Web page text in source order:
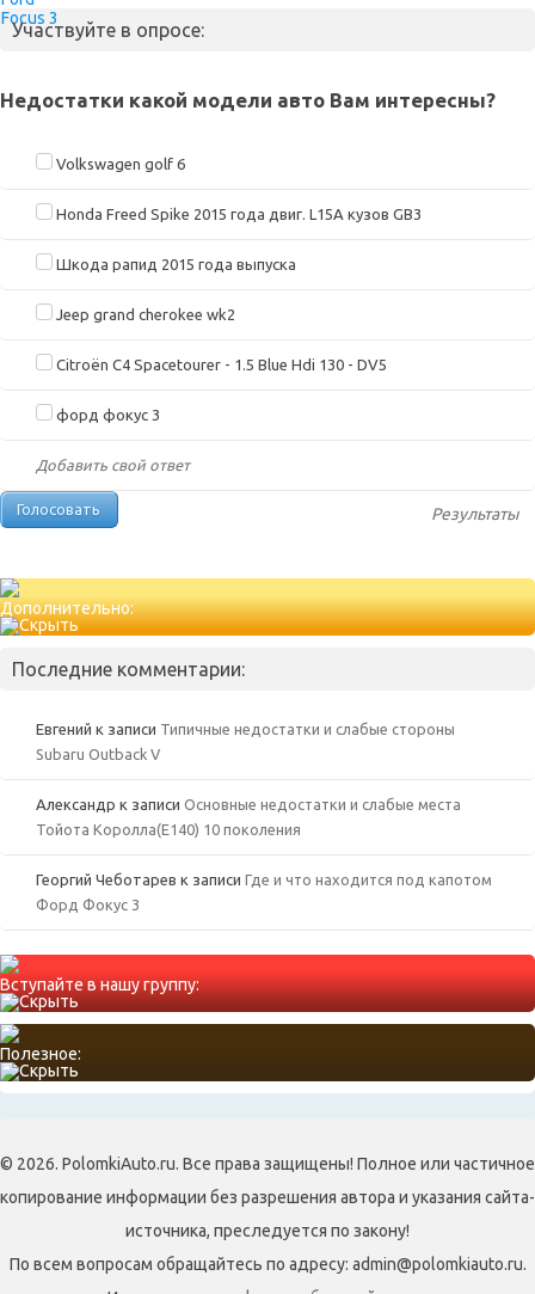
Участвуйте в опросе:
Недостатки какой модели авто Вам интересны?
Volkswagen golf 6
Honda Freed Spike 2015 года двиг. L15A кузов GB3
Шкода рапид 2015 года выпуска
Jeep grand cherokee wk2
Citroën C4 Spacetourer - 1.5 Blue Hdi 130 - DV5
форд фокус 3
Добавить свой ответ
Результаты
Дополнительно:
Последние комментарии:
Евгений к записи Типичные недостатки и слабые стороны
Subaru Outback V
Александр к записи Основные недостатки и слабые места
Тойота Королла(Е140) 10 поколения
Георгий Чеботарев к записи Где и что находится под капотом
Форд Фокус 3
Вступайте в нашу группу:
Полезное:
© 2026. PolomkiAuto.ru. Все права защищены! Полное или частичное
копирование информации без разрешения автора и указания сайта-
источника, преследуется по закону!
По всем вопросам обращайтесь по адресу: admin@polomkiauto.ru.